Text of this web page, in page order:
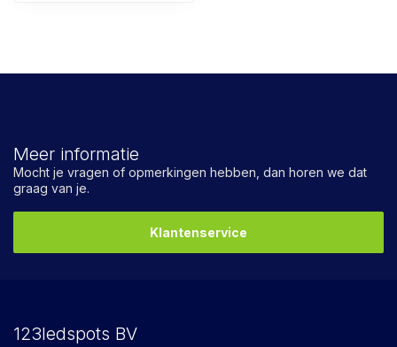
Meer informatie
Mocht je vragen of opmerkingen hebben, dan horen we dat
graag van je.
Klantenservice
123ledspots BV